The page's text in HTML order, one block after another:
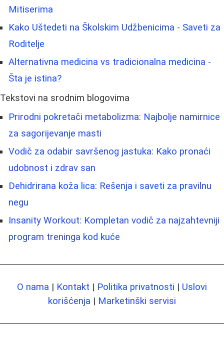
Mitiserima
Kako Uštedeti na Školskim Udžbenicima - Saveti za
Roditelje
Alternativna medicina vs tradicionalna medicina -
Šta je istina?
Tekstovi na srodnim blogovima
Prirodni pokretači metabolizma: Najbolje namirnice
za sagorijevanje masti
Vodič za odabir savršenog jastuka: Kako pronaći
udobnost i zdrav san
Dehidrirana koža lica: Rešenja i saveti za pravilnu
negu
Insanity Workout: Kompletan vodič za najzahtevniji
program treninga kod kuće
O nama | Kontakt | Politika privatnosti | Uslovi
korišćenja | Marketinški servisi